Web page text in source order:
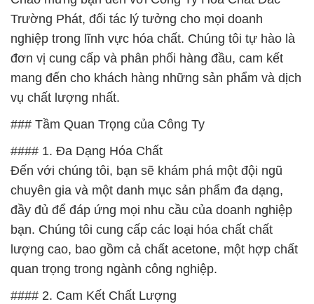
Trường Phát, đối tác lý tưởng cho mọi doanh
nghiệp trong lĩnh vực hóa chất. Chúng tôi tự hào là
đơn vị cung cấp và phân phối hàng đầu, cam kết
mang đến cho khách hàng những sản phẩm và dịch
vụ chất lượng nhất.
### Tầm Quan Trọng của Công Ty
#### 1. Đa Dạng Hóa Chất
Đến với chúng tôi, bạn sẽ khám phá một đội ngũ
chuyên gia và một danh mục sản phẩm đa dạng,
đầy đủ để đáp ứng mọi nhu cầu của doanh nghiệp
bạn. Chúng tôi cung cấp các loại hóa chất chất
lượng cao, bao gồm cả chất acetone, một hợp chất
quan trọng trong ngành công nghiệp.
#### 2. Cam Kết Chất Lượng